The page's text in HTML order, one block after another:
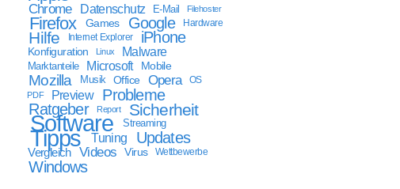
Chrome Datenschutz E-Mail Filehoster
Firefox Games Google Hardware
Hilfe Internet Explorer iPhone
Konfiguration Linux Malware
Marktanteile Microsoft Mobile
Mozilla Musik Office Opera
OS
PDF
Preview
Probleme
Ratgeber
Report Sicherheit
Software Streaming
Tipps Tuning Updates
Vergleich Videos Virus Wettbewerbe
Windows